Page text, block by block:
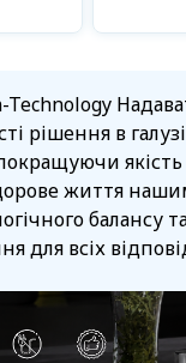
Technology
рішення в галузі
якість
життя
балансу
для всіх